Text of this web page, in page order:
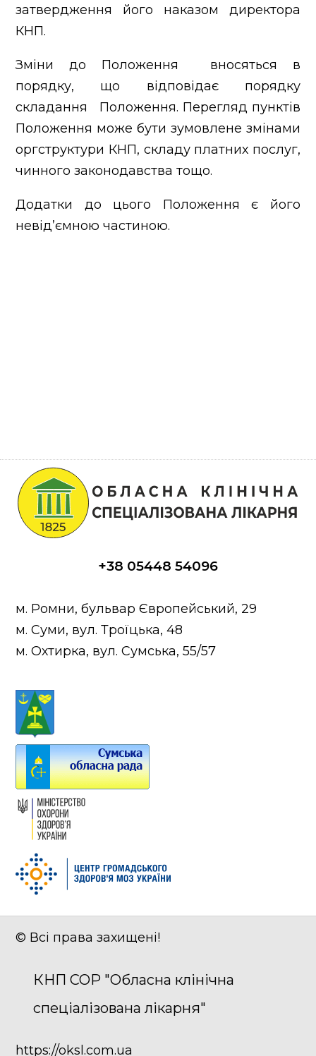
затвердження його наказом директора
КНП.
Зміни до Положення вносяться в
порядку, що відповідає порядку
складання Положення. Перегляд пунктів
Положення може бути зумовлене змінами
оргструктури КНП, складу платних послуг,
чинного законодавства тощо.
Додатки до цього Положення є його
невід’ємною частиною.
+38 05448 54096
м. Ромни, бульвар Європейський, 29
м. Суми, вул. Троїцька, 48
м. Охтирка, вул. Сумська, 55/57
© Всі права захищені!
КНП СОР "Обласна клінічна
спеціалізована лікарня"
https://oksl.com.ua